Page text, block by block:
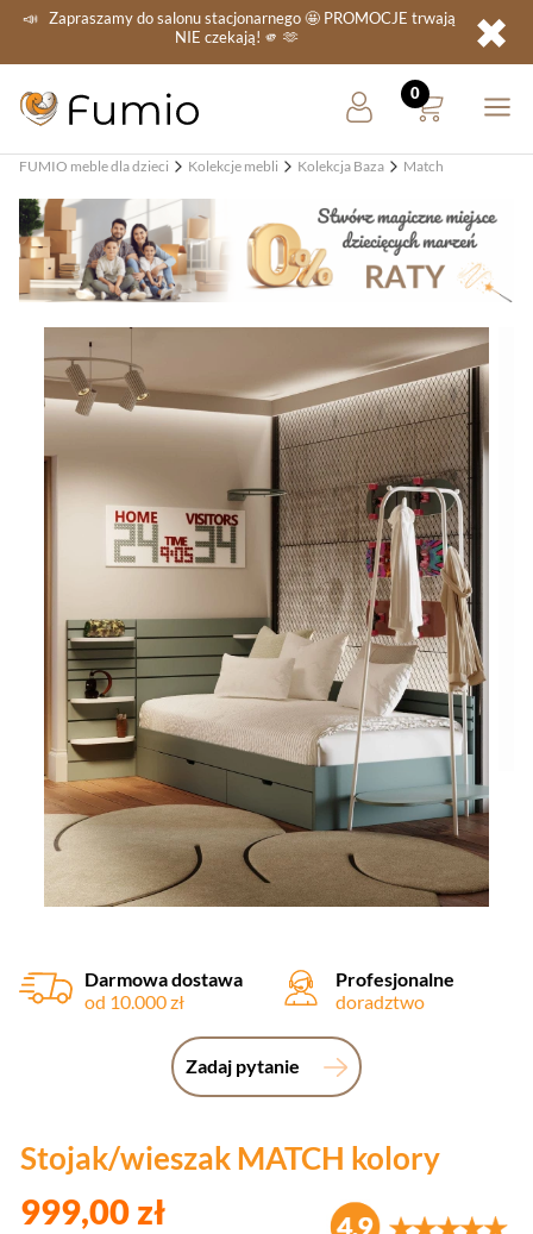
📣 Zapraszamy do salonu stacjonarnego🤩 PROMOCJE trwają
NIE czekają! 🫵 🫶 ✖
FUMIO meble dla dzieci Kolekcje mebli Kolekcja Baza Match
Darmowa dostawa
od 10.000 zł
Profesjonalne
doradztwo
Zadaj pytanie
Stojak/wieszak MATCH kolory
999,00 zł